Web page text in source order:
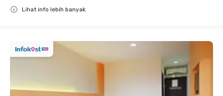
Lihat info lebih banyak